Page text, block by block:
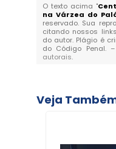
O texto acima "
na Várzea do
reservado. Sua
citando nossos
do autor. Plágio é
do Código Penal. –
autorais.
Veja